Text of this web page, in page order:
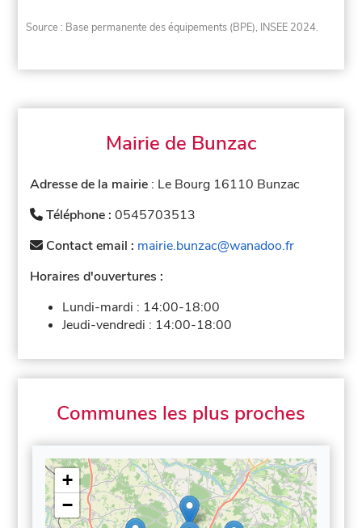
Source : Base permanente des équipements (BPE), INSEE 2024.
Mairie de Bunzac
Adresse de la mairie : Le Bourg 16110 Bunzac
Téléphone :0545703513
Contact email : mairie.bunzac@wanadoo.fr
Horaires d'ouvertures :
Lundi-mardi : 14:00-18:00
Jeudi-vendredi : 14:00-18:00
Communes les plus proches
+
−